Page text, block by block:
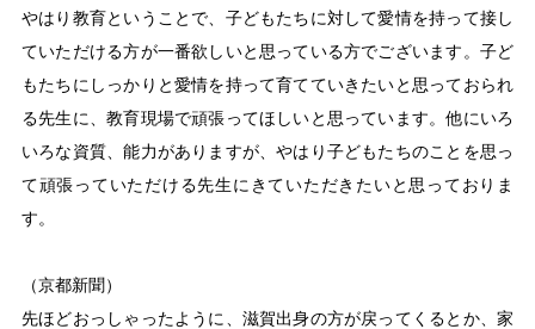
やはり教育ということで、子どもたちに対して愛情を持って接し
ていただける方が一番欲しいと思っている方でございます。子ど
もたちにしっかりと愛情を持って育てていきたいと思っておられ
る先生に、教育現場で頑張ってほしいと思っています。他にいろ
いろな資質、能力がありますが、やはり子どもたちのことを思っ
て頑張っていただける先生にきていただきたいと思っておりま
す。
（京都新聞）
先ほどおっしゃったように、滋賀出身の方が戻ってくるとか、家